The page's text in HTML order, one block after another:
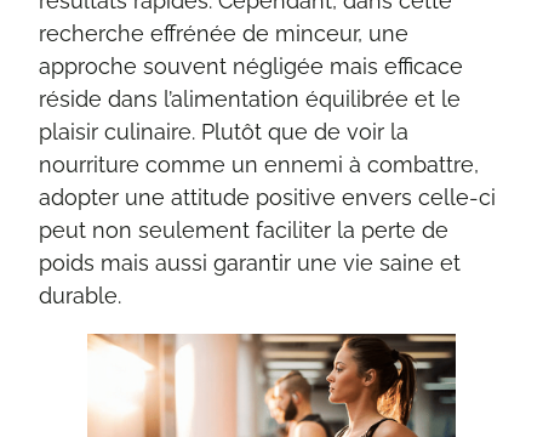
recherche effrénée de minceur, une
approche souvent négligée mais efficace
réside dans l’alimentation équilibrée et le
plaisir culinaire. Plutôt que de voir la
nourriture comme un ennemi à combattre,
adopter une attitude positive envers celle-ci
peut non seulement faciliter la perte de
poids mais aussi garantir une vie saine et
durable.